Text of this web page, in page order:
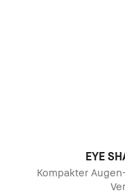
EYE
Kompakter